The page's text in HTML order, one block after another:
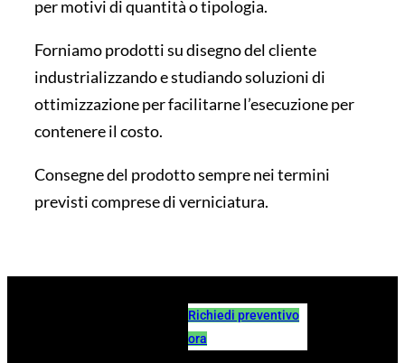
per motivi di quantità o tipologia.
Forniamo prodotti su disegno del cliente
industrializzando e studiando soluzioni di
ottimizzazione per facilitarne l’esecuzione per
contenere il costo.
Consegne del prodotto sempre nei termini
previsti comprese di verniciatura.
Richiedi preventivo
ora